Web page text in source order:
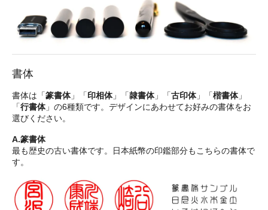
書体
書体は「篆書体」「印相体」「隷書体」「古印体」「楷書体」
「行書体」の6種類です。デザインにあわせてお好みの書体をお
選びください。
A.篆書体
最も歴史の古い書体です。日本紙幣の印鑑部分もこちらの書体で
す。